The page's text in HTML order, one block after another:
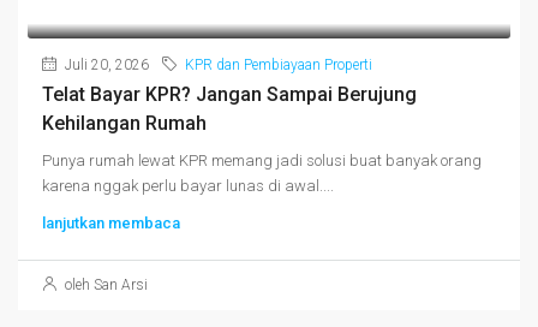
Juli 20, 2026 KPR dan Pembiayaan Properti
Telat Bayar KPR? Jangan Sampai Berujung
Kehilangan Rumah
Punya rumah lewat KPR memang jadi solusi buat banyak orang
karena nggak perlu bayar lunas di awal....
lanjutkan membaca
oleh San Arsi